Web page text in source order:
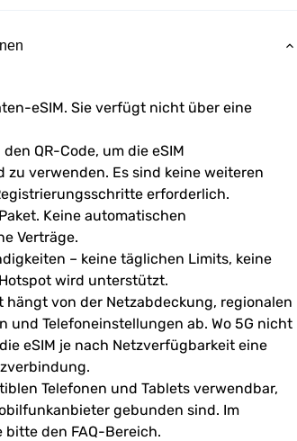
eSIM. Sie verfügt nicht über eine
QR-Code, um die eSIM
zu verwenden. Es sind keine weiteren
erforderlich.
Keine automatischen
Verträge.
– keine täglichen Limits, keine
wird unterstützt.
hängt von der Netzabdeckung, regionalen
und Telefoneinstellungen ab. Wo 5G nicht
eSIM je nach Netzverfügbarkeit eine
Telefonen und Tablets verwendbar,
gebunden sind. Im
bitte den FAQ-Bereich.